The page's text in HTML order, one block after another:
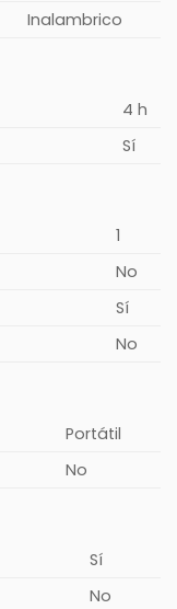
Inalambrico
4 h
Sí
1
No
Sí
No
Portátil
No
Sí
No